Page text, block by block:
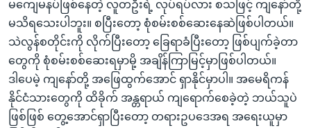
မကျေမနပ်ဖြစ်နေတဲ့ လူတဦးရဲ့ လုပ်ရပ်လား စသဖြင့် ကျနော်တို့
မသိရသေးပါဘူး။ စပြီးတော့ စုံစမ်းစစ်ဆေးနေဆဲဖြစ်ပါတယ်။
သဲလွန်စတိုင်းကို လိုက်ပြီးတော့ ခြေရာခံပြီးတော့ ဖြစ်ပျက်ခဲ့တာ
တွေကို စုံစမ်းစစ်ဆေးရမှာမို့ အချိန်ကြာမြင့်မှာဖြစ်ပါတယ်။
ဒါပေမဲ့ ကျနော်တို့ အဖြေထွက်အောင် ရှာနိုင်မှာပါ။ အမေရိကန်
နိုင်ငံသားတွေကို ထိခိုက် အန္တရာယ် ကျရောက်စေခဲ့တဲ့ ဘယ်သူပဲ
ဖြစ်ဖြစ် တွေ့အောင်ရှာပြီးတော့ တရားဥပဒေအရ အရေးယူမှာ